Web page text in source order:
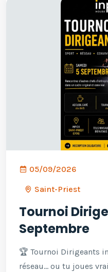
05/09/2026
Saint-Priest
Tournoi
Septembre
🏆 Tournoi Dirigeants
réseau… ou tu joues